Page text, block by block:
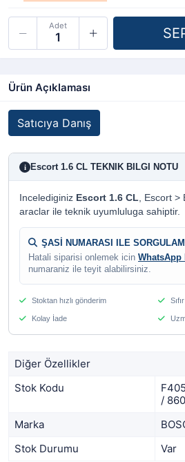
Adet
Ürün Açıklaması
Satıcıya Danış
i Escort 1.6 CL TEKNIK BILGI NOTU
Incelediginiz Escort 1.6 CL, Escort >
araclar ile teknik uyumluluga sahiptir.
ŞASİ NUMARASI ILE
Hatali siparisi onlemek icin WhatsApp
numaraniz ile teyit alabilirsiniz.
Stoktan hızlı gönderim
Kolay İade
Diğer Özellikler
Stok Kodu
/
Marka
Stok Durumu
Var